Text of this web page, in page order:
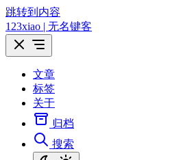
跳转到内容
123xiao | 无名键客
文章
标签
关于
归档
搜索